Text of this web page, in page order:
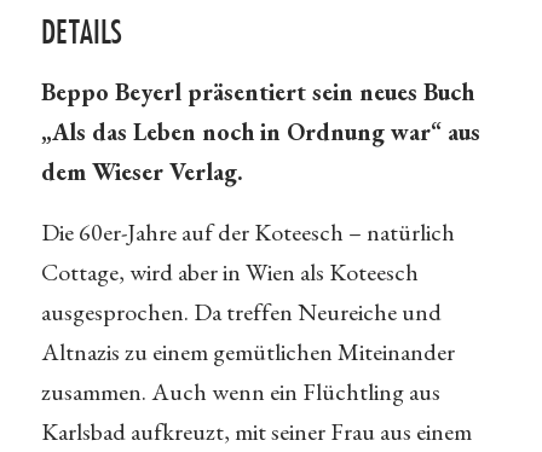
DETAILS
Beppo Beyerl präsentiert sein neues Buch
„Als das Leben noch in Ordnung war“ aus
dem Wieser Verlag.
Die 60er-Jahre auf der Koteesch – natürlich
Cottage, wird aber in Wien als Koteesch
ausgesprochen. Da treffen Neureiche und
Altnazis zu einem gemütlichen Miteinander
zusammen. Auch wenn ein Flüchtling aus
Karlsbad aufkreuzt, mit seiner Frau aus einem